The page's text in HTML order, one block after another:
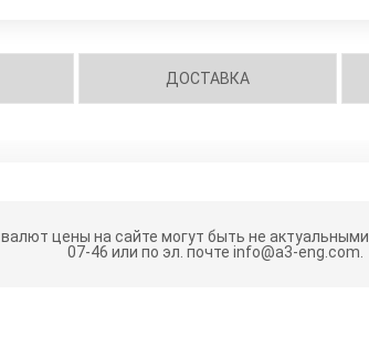
ДОСТАВКА
цены на сайте могут быть не актуальными.
07-46 или по эл. почте info@a3-eng.com.